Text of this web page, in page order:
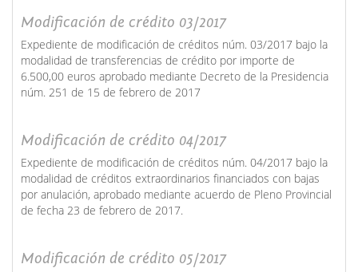
Modificación de crédito 03/2017
Expediente de modificación de créditos núm. 03/2017 bajo la
modalidad de transferencias de crédito por importe de
6.500,00 euros aprobado mediante Decreto de la Presidencia
núm. 251 de 15 de febrero de 2017
Modificación de crédito 04/2017
Expediente de modificación de créditos núm. 04/2017 bajo la
modalidad de créditos extraordinarios financiados con bajas
por anulación, aprobado mediante acuerdo de Pleno Provincial
de fecha 23 de febrero de 2017.
Modificación de crédito 05/2017